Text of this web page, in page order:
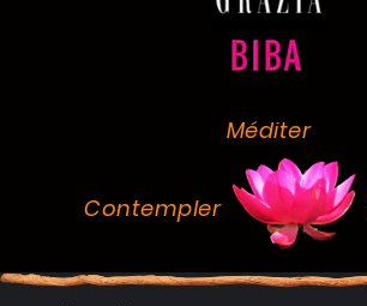
Méditer
Contempler